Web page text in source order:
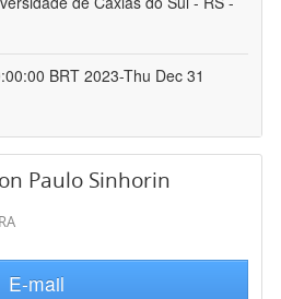
BRT 2023-Thu Dec 31
Paulo Sinhorin
E-mail